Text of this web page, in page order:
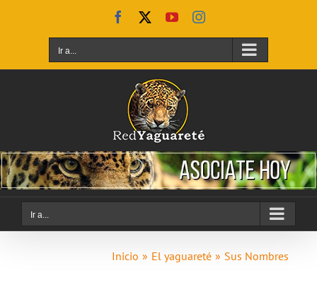
Facebook YouTubeInstagram
Ir a...
Ir a...
Inicio El yaguareté Sus Nombres